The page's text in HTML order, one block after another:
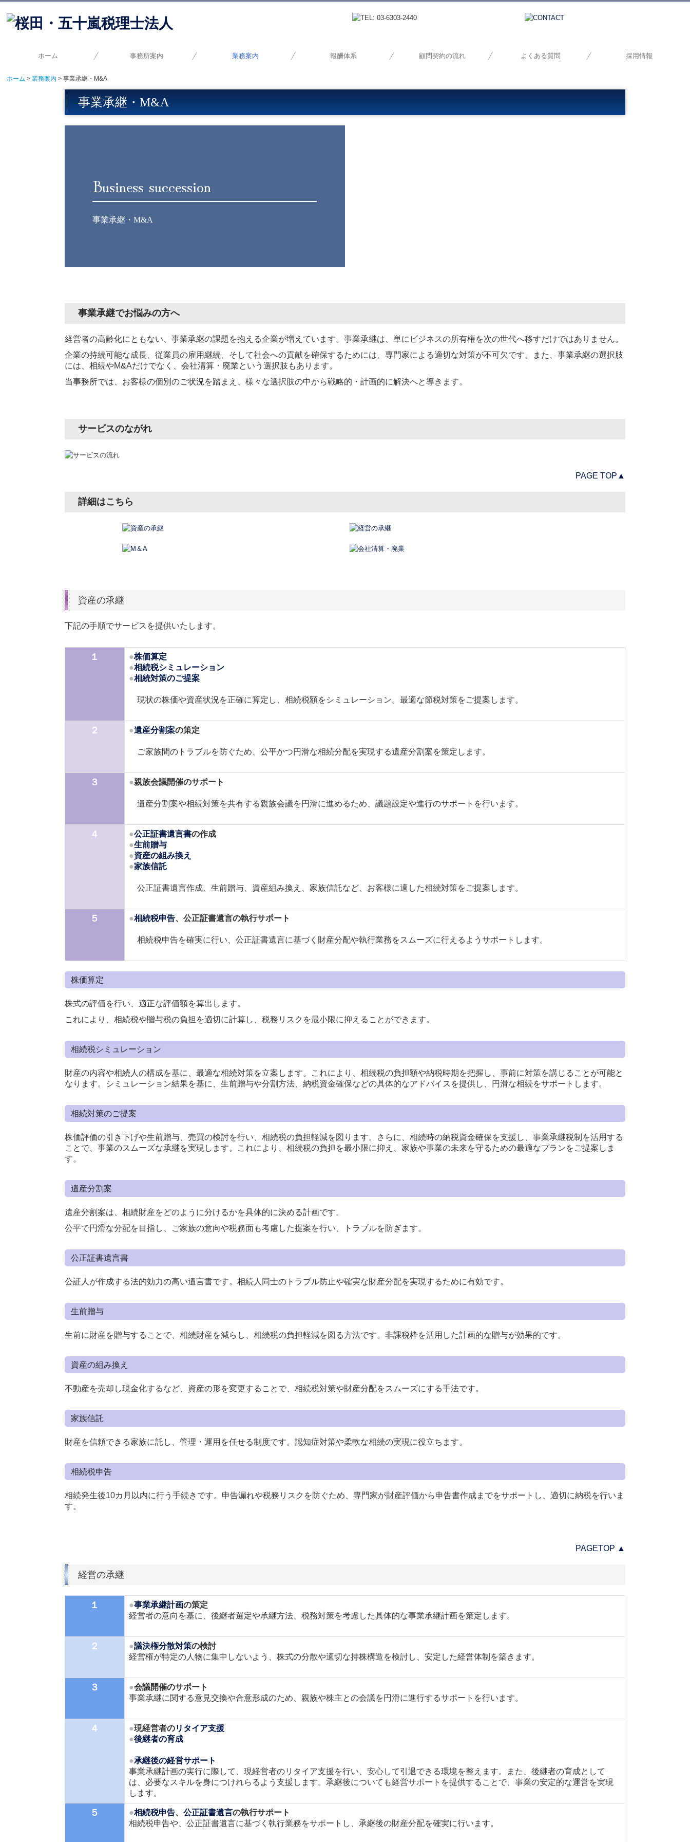
ホーム 事務所案内 業務案内 報酬体系 顧問契約の流れ よくある質問 採用情報
ホーム 業務案内 事業承継・M&A
事業承継・M&A
Business succession
事業承継・M&A
事業承継でお悩みの方へ
経営者の高齢化にともない、事業承継の課題を抱える企業が増えています。事業承継は、単にビジネスの所有権を次の世代へ移すだけではありません。
企業の持続可能な成長、従業員の雇用継続、そして社会への貢献を確保するためには、専門家による適切な対策が不可欠です。また、事業承継の選択肢
には、相続やM&Aだけでなく、会社清算・廃業という選択肢もあります。
当事務所では、お客様の個別のご状況を踏まえ、様々な選択肢の中から戦略的・計画的に解決へと導きます。
サービスのながれ
PAGE TOP▲
詳細はこちら
資産の承継
下記の手順でサービスを提供いたします。
１ ●株価算定
●相続税シミュレーション
●相続対策のご提案
現状の株価や資産状況を正確に算定し、相続税額をシミュレーション。最適な節税対策をご提案します。
２ ●遺産分割案の策定
ご家族間のトラブルを防ぐため、公平かつ円滑な相続分配を実現する遺産分割案を策定します。
３ ●親族会議開催のサポート
遺産分割案や相続対策を共有する親族会議を円滑に進めるため、議題設定や進行のサポートを行います。
４ ●公正証書遺言書の作成
●生前贈与
●資産の組み換え
●家族信託
公正証書遺言作成、生前贈与、資産組み換え、家族信託など、お客様に適した相続対策をご提案します。
５ ●相続税申告、公正証書遺言の執行サポート
相続税申告を確実に行い、公正証書遺言に基づく財産分配や執行業務をスムーズに行えるようサポートします。
株価算定
株式の評価を行い、適正な評価額を算出します。
これにより、相続税や贈与税の負担を適切に計算し、税務リスクを最小限に抑えることができます。
相続税シミュレーション
財産の内容や相続人の構成を基に、最適な相続対策を立案します。これにより、相続税の負担額や納税時期を把握し、事前に対策を講じることが可能と
なります。シミュレーション結果を基に、生前贈与や分割方法、納税資金確保などの具体的なアドバイスを提供し、円滑な相続をサポートします。
相続対策のご提案
株価評価の引き下げや生前贈与、売買の検討を行い、相続税の負担軽減を図ります。さらに、相続時の納税資金確保を支援し、事業承継税制を活用する
ことで、事業のスムーズな承継を実現します。これにより、相続税の負担を最小限に抑え、家族や事業の未来を守るための最適なプランをご提案しま
す。
遺産分割案
遺産分割案は、相続財産をどのように分けるかを具体的に決める計画です。
公平で円滑な分配を目指し、ご家族の意向や税務面も考慮した提案を行い、トラブルを防ぎます。
公正証書遺言書
公証人が作成する法的効力の高い遺言書です。相続人同士のトラブル防止や確実な財産分配を実現するために有効です。
生前贈与
生前に財産を贈与することで、相続財産を減らし、相続税の負担軽減を図る方法です。非課税枠を活用した計画的な贈与が効果的です。
資産の組み換え
不動産を売却し現金化するなど、資産の形を変更することで、相続税対策や財産分配をスムーズにする手法です。
家族信託
財産を信頼できる家族に託し、管理・運用を任せる制度です。認知症対策や柔軟な相続の実現に役立ちます。
相続税申告
相続発生後10カ月以内に行う手続きです。申告漏れや税務リスクを防ぐため、専門家が財産評価から申告書作成までをサポートし、適切に納税を行いま
す。
PAGETOP ▲
経営の承継
１ ●事業承継計画の策定
経営者の意向を基に、後継者選定や承継方法、税務対策を考慮した具体的な事業承継計画を策定します。
２ ●議決権分散対策の検討
経営権が特定の人物に集中しないよう、株式の分散や適切な持株構造を検討し、安定した経営体制を築きます。
３ ●会議開催のサポート
事業承継に関する意見交換や合意形成のため、親族や株主との会議を円滑に進行するサポートを行います。
４ ●現経営者のリタイア支援
●後継者の育成
●承継後の経営サポート
事業承継計画の実行に際して、現経営者のリタイア支援を行い、安心して引退できる環境を整えます。また、後継者の育成として
は、必要なスキルを身につけれらるよう支援します。承継後についても経営サポートを提供することで、事業の安定的な運営を実現
します。
５ ●相続税申告、 公正証書遺言の執行サポート
相続税申告や、公正証書遺言に基づく執行業務をサポートし、承継後の財産分配を確実に行います。